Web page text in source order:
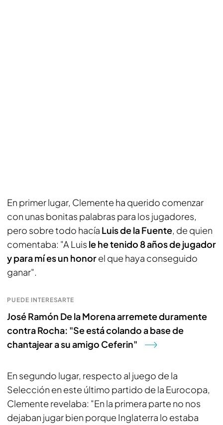
En primer lugar, Clemente ha querido comenzar
con unas bonitas palabras para los jugadores,
pero sobre todo hacía Luis de la Fuente, de quien
comentaba: "A Luis le he tenido 8 años de jugador
y para mí es un honorel que haya conseguido
ganar".
PUEDE INTERESARTE
José Ramón De la Morena arremete duramente
contra Rocha: "Se está colando a base de
chantajear a su amigo Ceferin"
En segundo lugar, respecto al juego de la
Selección en este último partido de la Eurocopa,
Clemente revelaba: "En la primera parte no nos
dejaban jugar bien porque Inglaterra lo estaba